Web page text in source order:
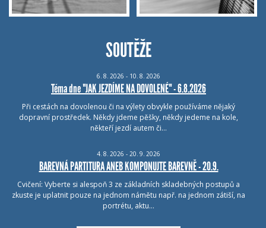
SOUTĚŽE
6. 8. 2026 - 10. 8. 2026
Téma dne "JAK JEZDÍME NA DOVOLENÉ" - 6.8.2026
Při cestách na dovolenou či na výlety obvykle používáme nějaký
dopravní prostředek. Někdy jdeme pěšky, někdy jedeme na kole,
někteří jezdí autem či…
4. 8. 2026 - 20. 9. 2026
BAREVNÁ PARTITURA ANEB KOMPONUJTE BAREVNĚ - 20.9.
Cvičení: Vyberte si alespoň 3 ze základních skladebných postupů a
zkuste je uplatnit pouze na jednom námětu např. na jednom zátiší, na
portrétu, aktu…